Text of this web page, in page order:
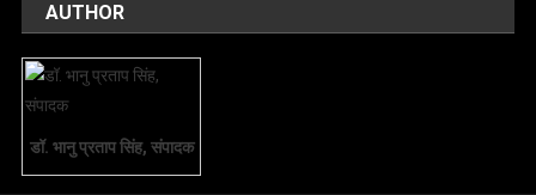
AUTHOR
डॉ. भानु प्रताप सिंह, संपादक